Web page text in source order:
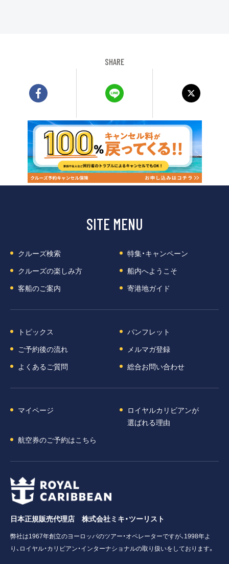
SHARE
SITE MENU
クルーズ検索
特集・キャンペーン
クルーズの楽しみ方
船内へようこそ
客船のご案内
寄港地ガイド
トピックス
パンフレット
ご予約後の流れ
メルマガ登録
よくあるご質問
総合お問い合わせ
マイページ
ロイヤルカリビアンが
選ばれる理由
航空券のご予約はこちら
日本正規販売代理店 株式会社ミキ・ツーリスト
弊社は1967年創立のヨーロッパのツアー・オペレーターですが、1998年よ
り、ロイヤル・カリビアン・インターナショナルの取り扱いをしております。